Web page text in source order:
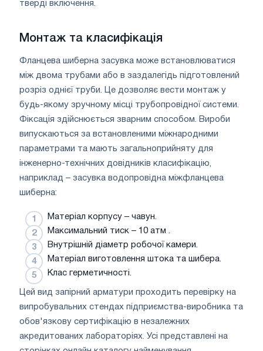
тверді включення.
Монтаж та класифікація
Фланцева шиберна засувка може встановлюватися
між двома трубами або в заздалегідь підготовлений
розріз однієї труби. Це дозволяє вести монтаж у
будь-якому зручному місці трубопровідної системи.
Фіксація здійснюється зварним способом. Вироби
випускаються за встановленими міжнародними
параметрами та мають загальноприйняту для
інженерно-технічних довідників класифікацію,
наприклад – засувка водопровідна міжфланцева
шиберна:
Матеріал корпусу – чавун.
Максимальний тиск – 10 атм .
Внутрішній діаметр робочої камери.
Матеріал виготовлення штока та шибера.
Клас герметичності.
Цей вид запірний арматури проходить перевірку на
випробувальних стендах підприємства-виробника та
обов'язкову сертифікацію в незалежних
акредитованих лабораторіях. Усі представлені на